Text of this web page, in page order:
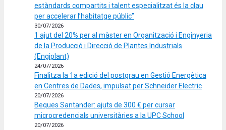
estàndards compartits i talent especialitzat és la clau
per accelerar l’habitatge públic”
30/07/2026
1 ajut del 20% per al màster en Organització i Enginyeria
de la Producció i Direcció de Plantes Industrials
(Engiplant)
24/07/2026
Finalitza la 1a edició del postgrau en Gestió Energètica
en Centres de Dades, impulsat per Schneider Electric
20/07/2026
Beques Santander: ajuts de 300 € per cursar
microcredencials universitàries a la UPC School
20/07/2026